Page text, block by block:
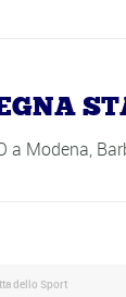
a Modena,
dello Sport